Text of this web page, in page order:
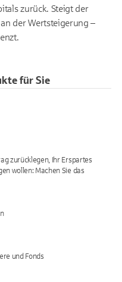
zurück. Steigt der
der Wertsteigerung –
für Sie
zurücklegen, Ihr Erspartes
wollen: Machen Sie das
und Fonds